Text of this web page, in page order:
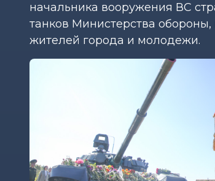
начальника вооружения ВС
танков Министерства обороны,
жителей города и молодежи.